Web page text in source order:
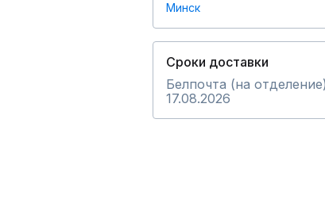
Минск
Сроки доставки
Белпочта (на
17.08.2026